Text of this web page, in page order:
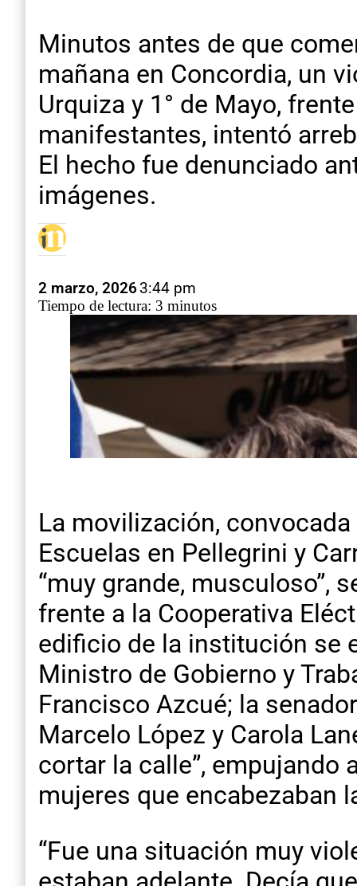
Minutos antes de que
mañana en Concordia, un
Urquiza y 1° de Mayo,
manifestantes, intentó
El hecho fue denunciado
imágenes.
2 marzo, 20263:44 pm
Tiempo de lectura: 3 minutos
La movilización,
Escuelas en Pellegrini y
“muy grande, musculoso”,
frente a la Cooperativa
edificio de la institución se
Ministro de Gobierno y
Francisco Azcué; la
Marcelo López y Carola
cortar la calle”, empujando
mujeres que encabezaban
“Fue una situación muy